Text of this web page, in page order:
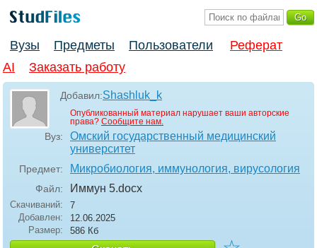
Вузы Предметы Пользователи
Реферат
AI
Заказать работу
Добавил:Shashluk_k
Опубликованный материал нарушает ваши авторские
права? Сообщите нам.
Вуз:
Омский государственный медицинский
университет
Предмет: Микробиология, иммунология, вирусология
Файл: Иммун 5.docx
Скачиваний:
7
Добавлен:
12.06.2025
Размер:
586 Кб